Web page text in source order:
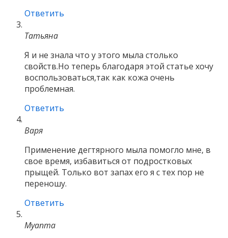
Ответить
Татьяна
Я и не знала что у этого мыла столько
свойств.Но теперь благодаря этой статье хочу
воспользоваться,так как кожа очень
проблемная.
Ответить
Варя
Применение дегтярного мыла помогло мне, в
свое время, избавиться от подростковых
прыщей. Только вот запах его я с тех пор не
переношу.
Ответить
Myanma